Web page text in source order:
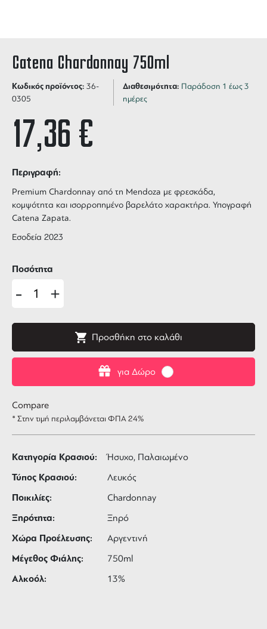
Catena Chardonnay 750ml
Κωδικός προϊόντος: 36-
0305
Διαθεσιμότητα: Παράδοση 1 έως 3
ημέρες
17,36€
Περιγραφή:
Premium Chardonnay από τη Mendoza με φρεσκάδα,
κομψότητα και ισορροπημένο βαρελάτο χαρακτήρα. Υπογραφή
Catena Zapata.
Εσοδεία 2023
για Δώρο
Ποσότητα
- +
Προσθήκη στο καλάθι
Compare
* Στην τιμή περιλαμβάνεται ΦΠΑ 24%
Κατηγορία Κρασιού: Ήσυχο, Παλαιωμένο
Τύπος Κρασιού: Λευκός
Ποικιλίες: Chardonnay
Ξηρότητα: Ξηρό
Χώρα Προέλευσης: Αργεντινή
Μέγεθος Φιάλης: 750ml
Αλκοόλ: 13%